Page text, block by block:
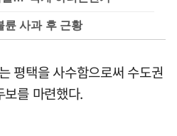
륜 사과 후 근황
평택을 사수함으로써 수도권
를 마련했다.